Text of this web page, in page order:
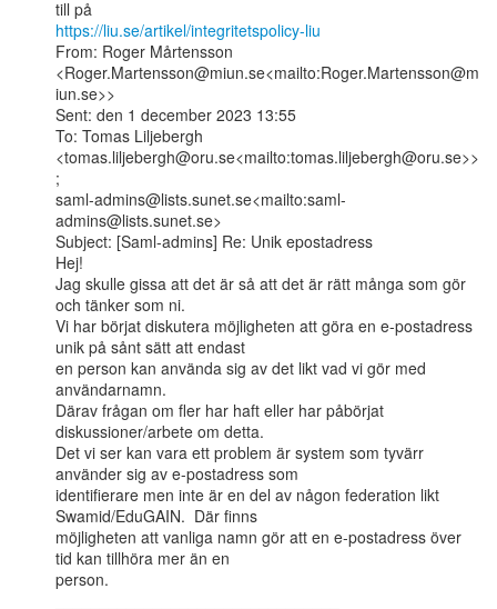
https://liu.se/artikel/integritetspolicy-liu
From: Roger Mårtensson
<Roger.Martensson@miun.se<mailto:Roger.Martensson@m
iun.se>>
Sent: den 1 december 2023 13:55
To: Tomas Liljebergh
<tomas.liljebergh@oru.se<mailto:tomas.liljebergh@oru.se>>
;
saml-admins@lists.sunet.se<mailto:saml-
admins@lists.sunet.se>
Subject: [Saml-admins] Re: Unik epostadress
Hej!
Jag skulle gissa att det är så att det är rätt många som gör
och tänker som ni.
Vi har börjat diskutera möjligheten att göra en e-postadress
unik på sånt sätt att endast
en person kan använda sig av det likt vad vi gör med
användarnamn.
Därav frågan om fler har haft eller har påbörjat
diskussioner/arbete om detta.
Det vi ser kan vara ett problem är system som tyvärr
använder sig av e-postadress som
identifierare men inte är en del av någon federation likt
Swamid/EduGAIN.  Där finns
möjligheten att vanliga namn gör att en e-postadress över
tid kan tillhöra mer än en
person.